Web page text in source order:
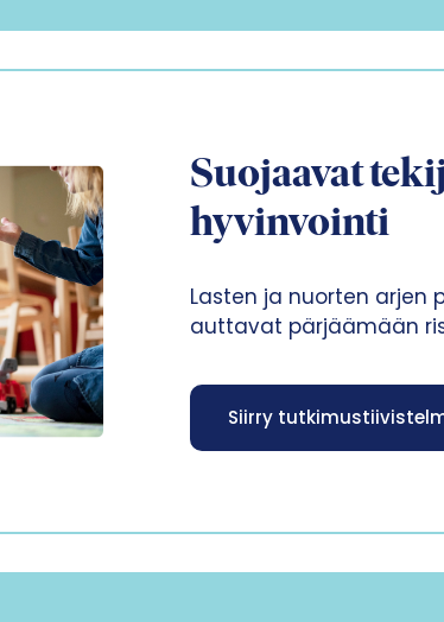
Suojaavat
hyvinvointi
Lasten ja nuorten arjen
auttavat pärjäämään
Siirry